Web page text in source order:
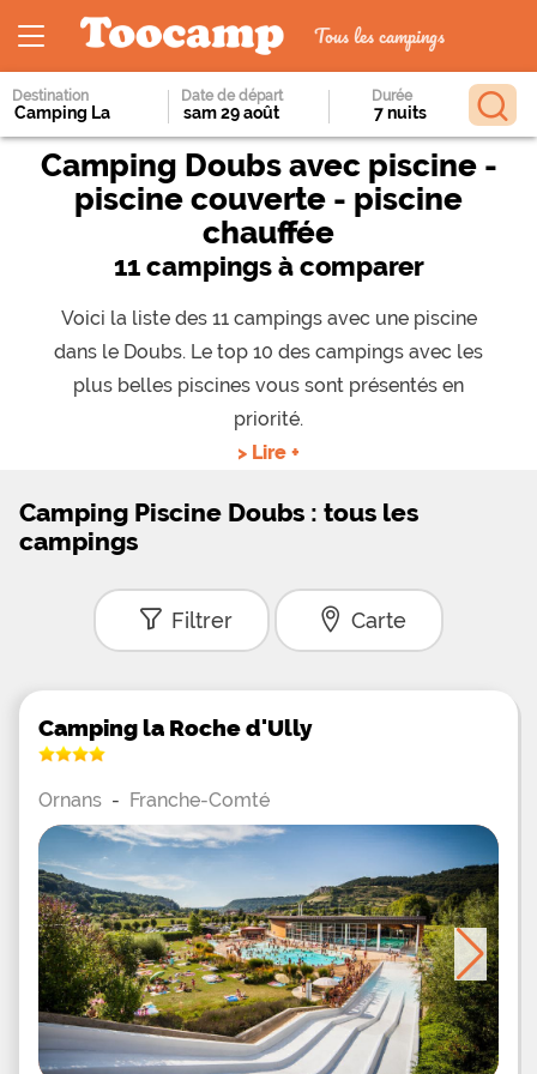
Tous les campings
Destination Date de départ Durée
Camping Doubs avec piscine -
piscine couverte - piscine
chauffée
11 campings à comparer
Voici la liste des 11 campings avec une piscine
dans le Doubs. Le top 10 des campings avec les
plus belles piscines vous sont présentés en
priorité.
> Lire +
Camping Piscine Doubs : tous les
campings
Filtrer Carte
Camping la Roche d'Ully
Ornans - Franche-Comté